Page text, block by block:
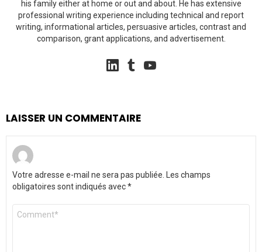
his family either at home or out and about. He has extensive
professional writing experience including technical and report
writing, informational articles, persuasive articles, contrast and
comparison, grant applications, and advertisement.
linkedin
LAISSER UN COMMENTAIRE
Votre adresse e-mail ne sera pas publiée. Les champs
obligatoires sont indiqués avec*
Commentaire